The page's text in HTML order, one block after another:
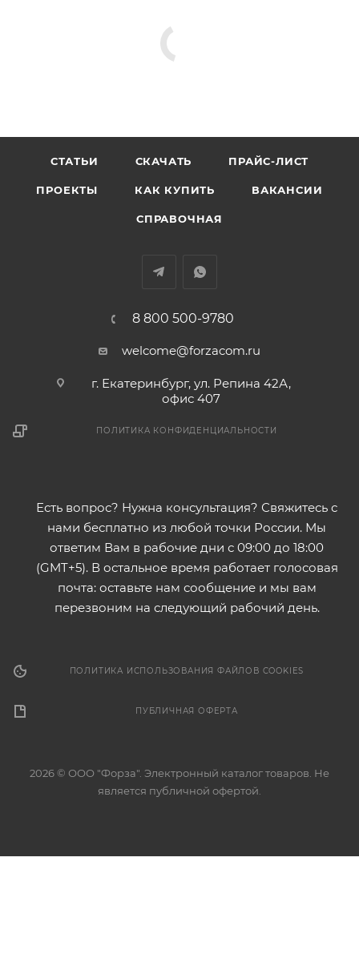
СТАТЬИ СКАЧАТЬ ПРАЙС-ЛИСТ
ПРОЕКТЫ КАК КУПИТЬ ВАКАНСИИ
СПРАВОЧНАЯ
8 800 500-9780
welcome@forzacom.ru
г. Екатеринбург, ул. Репина 42А,
офис 407
ПОЛИТИКА КОНФИДЕНЦИАЛЬНОСТИ
Есть вопрос? Нужна консультация? Свяжитесь с
нами бесплатно из любой точки России. Мы
ответим Вам в рабочие дни с 09:00 до 18:00
(GMT+5). В остальное время работает голосовая
почта: оставьте нам сообщение и мы вам
перезвоним на следующий рабочий день.
ПОЛИТИКА ИСПОЛЬЗОВАНИЯ ФАЙЛОВ COOKIES
ПУБЛИЧНАЯ ОФЕРТА
2026 © ООО "Форза". Электронный каталог товаров. Не
является публичной офертой.